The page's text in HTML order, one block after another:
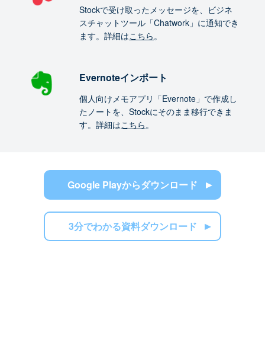
Stockで受け取ったメッセージを、ビジネ
スチャットツール「Chatwork」に通知でき
ます。詳細はこちら。
Evernoteインポート
個人向けメモアプリ「Evernote」で作成し
たノートを、Stockにそのまま移行できま
す。詳細はこちら。
Google Playからダウンロード
3分でわかる資料ダウンロード